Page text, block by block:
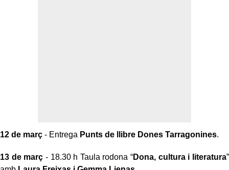
12 de març - Entrega Punts de llibre Dones Tarragonines.
13 de març - 18.30 h Taula rodona “Dona, cultura i literatura”